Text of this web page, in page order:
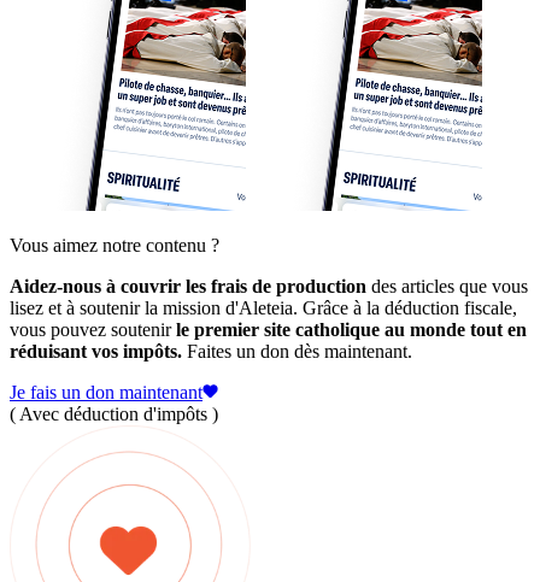
Vous aimez notre contenu ?
Aidez-nous à couvrir les frais de production des articles que vous
lisez et à soutenir la mission d'Aleteia. Grâce à la déduction fiscale,
vous pouvez soutenirle premier site catholique au monde tout en
réduisant vos impôts. Faites un don dès maintenant.
Je fais un don maintenant
( Avec déduction d'impôts )